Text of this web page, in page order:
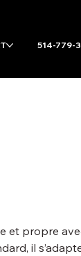
514-779-
et propre
il